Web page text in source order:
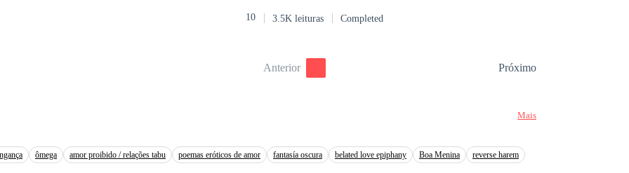
ou foram parar em um hospital por pura cortesia da minha bondade. Eu sou uma
adolescência, e jurei. Se Diego Bellucci não fosse meu, eu mataria todas as
com elas, eu esmago minhas vítimas, porque isso é o que eu sei fazer de melhor.
controlar. Porque eu sabia, que ela seria o meu meio e fim. Não há como fugir dela.
por ela, quantas vezes ela desejar, mas ninguém irá tirar-me do lado dela.
10 3.5K leituras Completed
Anterior Próximo
Mais
ômega amor proibido / relações tabu poemas eróticos de amor fantasía oscura belated love epiphany Boa Menina reverse harem